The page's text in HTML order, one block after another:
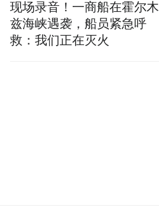
现场录音！一商船在霍尔木
兹海峡遇袭，船员紧急呼
救：我们正在灭火